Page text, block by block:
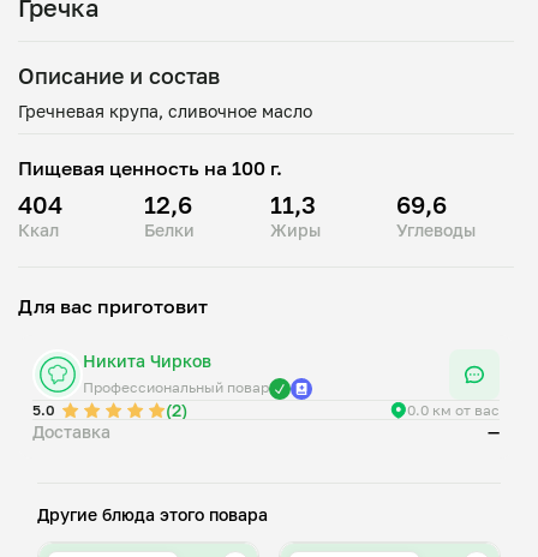
Гречка
Описание и состав
Пищевая ценность на 100 г.
404
Ккал
12,6
Белки
11,3
Жиры
69,6
Углеводы
Для вас приготовит
Никита Чирков
Профессиональный повар
5.0
(2) 0.0 км от вас
Доставка —
Другие блюда этого повара